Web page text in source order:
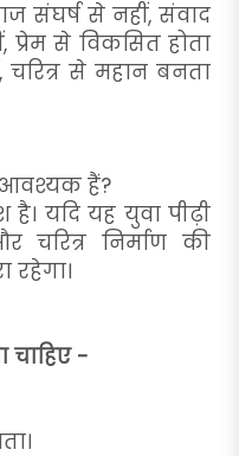
संघर्ष से नहीं, संवाद
से विकसित होता
चरित्र से महान बनता
आवश्यक हैं?
यदि यह युवा पीढ़ी
निर्माण की
रहेगा।
चाहिए -